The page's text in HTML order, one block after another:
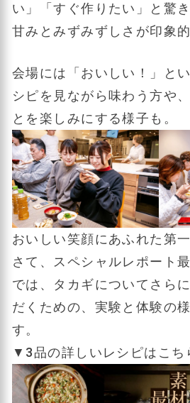
い」「すぐ作りたい」と驚
甘みとみずみずしさが印象的
会場には「おいしい！」と
シピを見ながら味わう方や
とを楽しみにする様子も。
おいしい笑顔にあふれた第一
さて、スペシャルレポート
では、タカギについてさら
だくための、実験と体験の
す。
▼3品の詳しいレシピはこち